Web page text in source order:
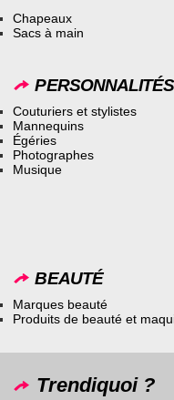
Chapeaux
Sacs à main
PERSONNALITÉS
Couturiers et stylistes
Mannequins
Égéries
Photographes
Musique
BEAUTÉ
Marques beauté
Produits de beauté et
Trendiquoi ?